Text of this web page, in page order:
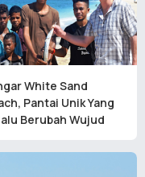
White Sand
Pantai Unik Yang
Berubah Wujud